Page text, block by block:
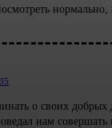
нормально,
о своих
нам